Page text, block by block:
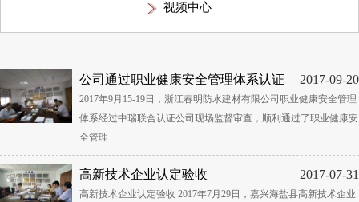
视频中心
公司通过职业健康安全管理体系认证 2017-09-20
2017年9月15-19日，浙江春明防水建材有限公司职业健康安全管理
体系经过中瑞联合认证公司现场监督审查，顺利通过了职业健康安
全管理
高新技术企业认定验收 2017-07-31
高新技术企业认定验收 2017年7月29日，嘉兴海盐县高新技术企业